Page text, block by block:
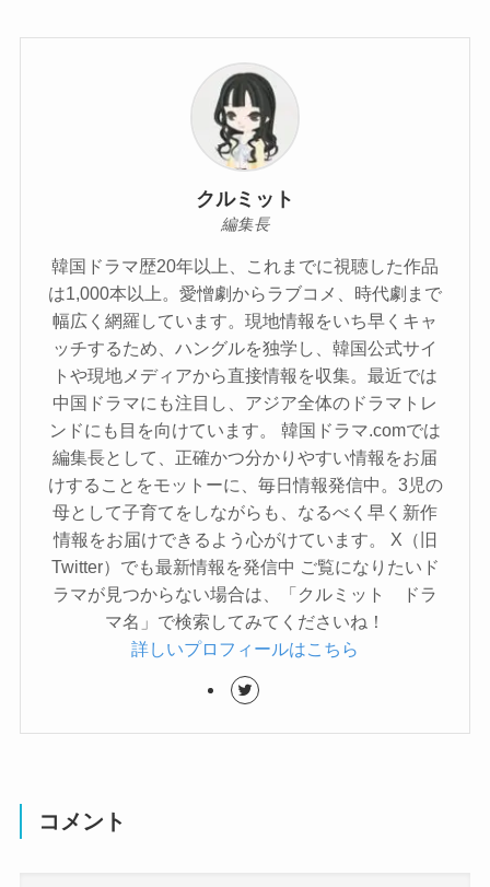
クルミット
編集長
韓国ドラマ歴20年以上、これまでに視聴した作品
は1,000本以上。愛憎劇からラブコメ、時代劇まで
幅広く網羅しています。現地情報をいち早くキャ
ッチするため、ハングルを独学し、韓国公式サイ
トや現地メディアから直接情報を収集。最近では
中国ドラマにも注目し、アジア全体のドラマトレ
ンドにも目を向けています。 韓国ドラマ.comでは
編集長として、正確かつ分かりやすい情報をお届
けすることをモットーに、毎日情報発信中。3児の
母として子育てをしながらも、なるべく早く新作
情報をお届けできるよう心がけています。 X（旧
Twitter）でも最新情報を発信中 ご覧になりたいド
ラマが見つからない場合は、「クルミット ドラ
マ名」で検索してみてくださいね！
詳しいプロフィールはこちら
コメント